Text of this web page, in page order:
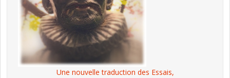
Une nouvelle traduction des Essais,